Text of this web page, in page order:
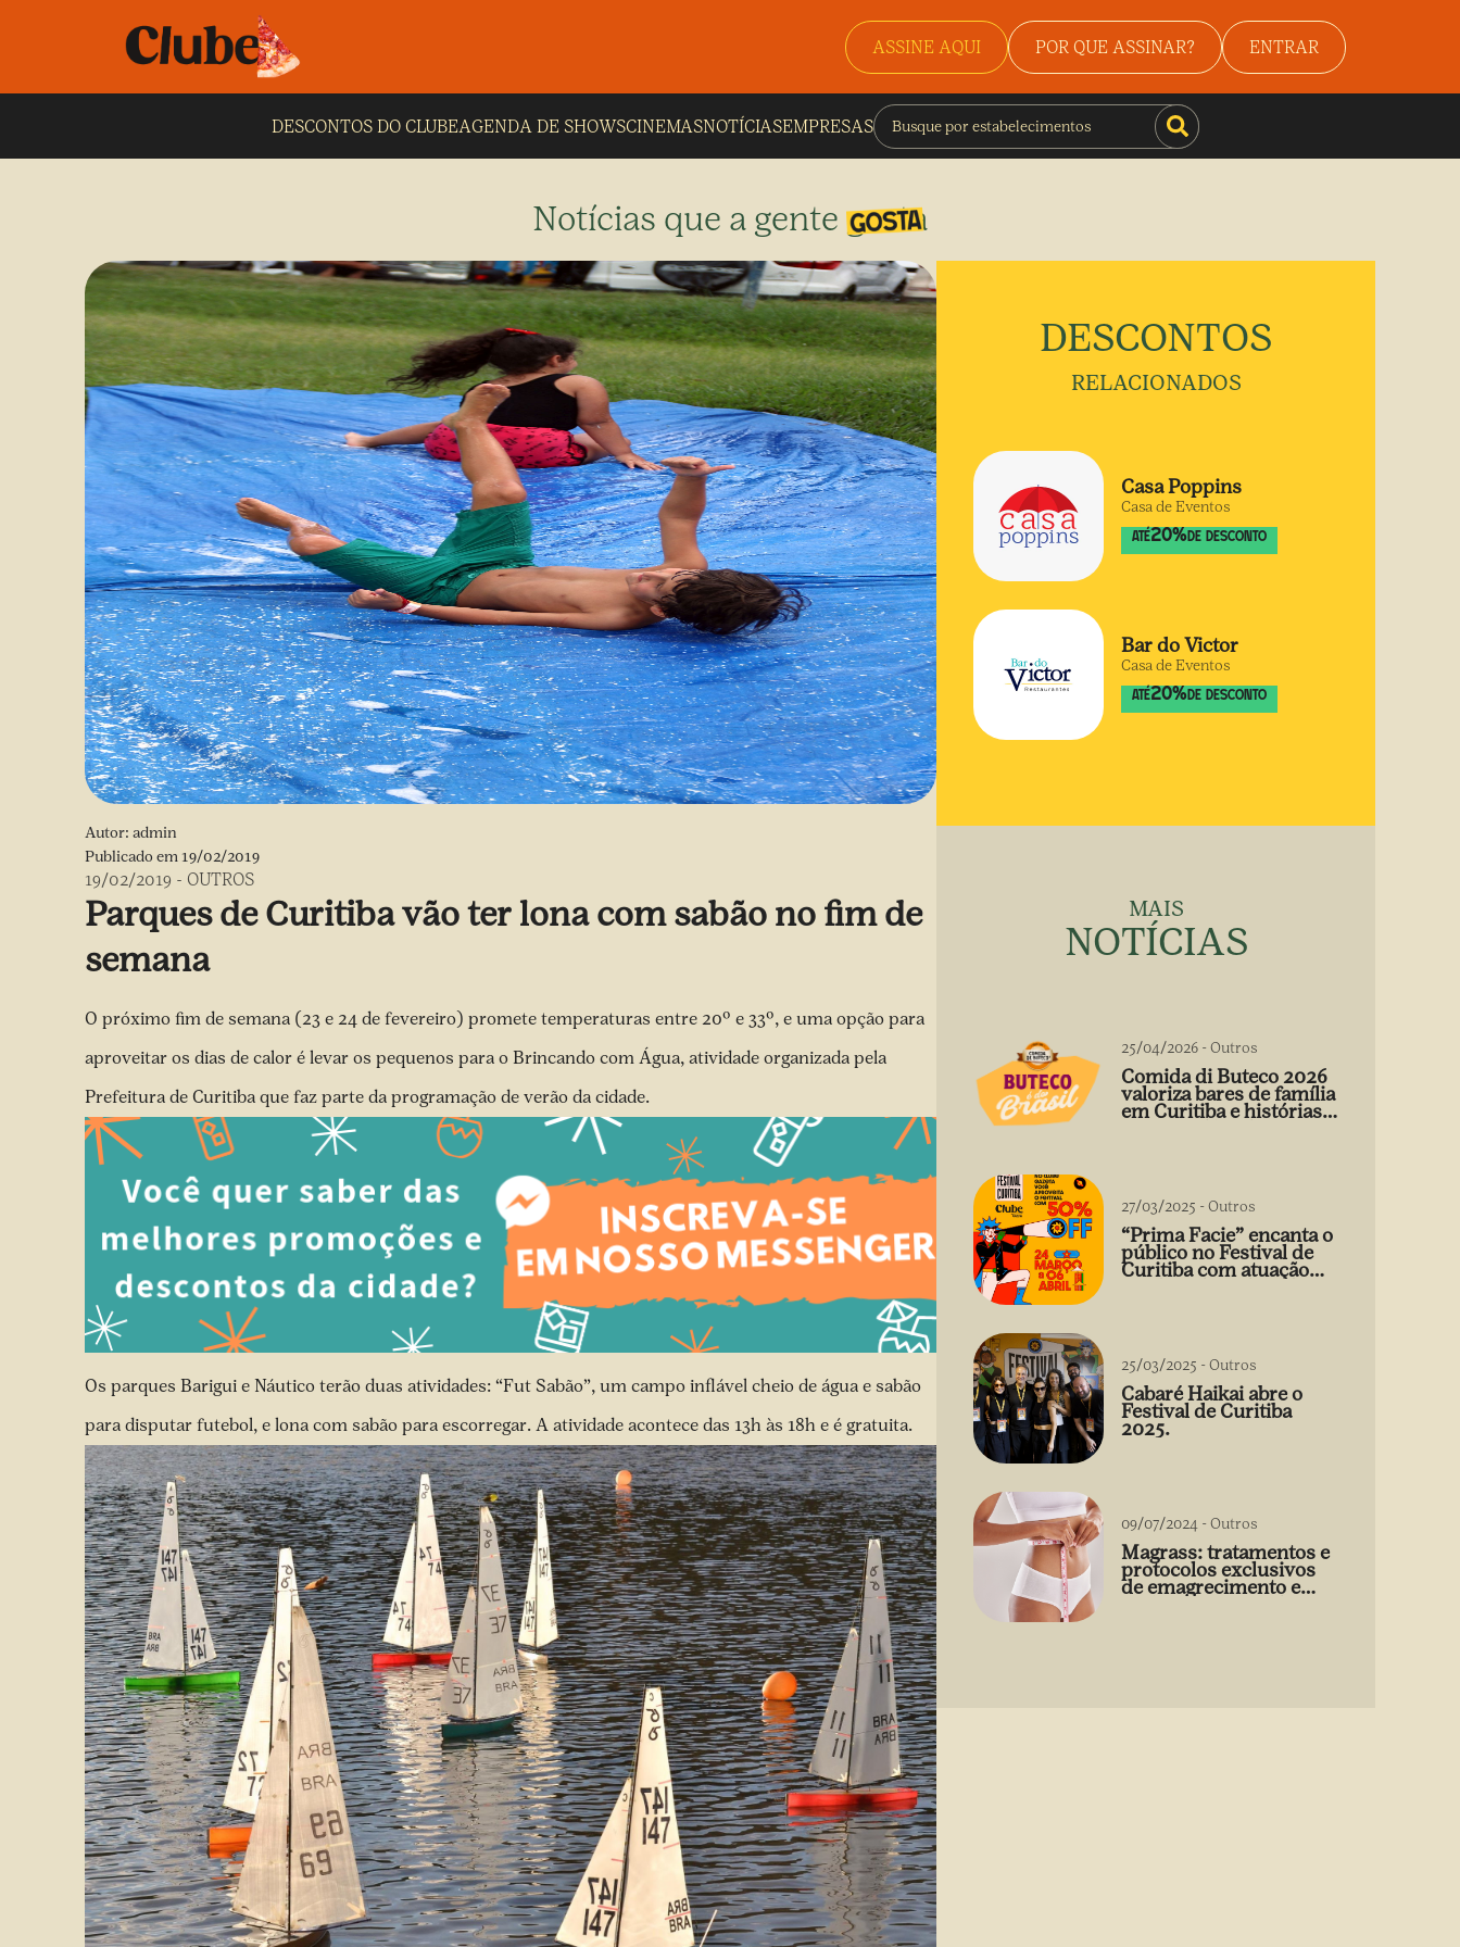
ASSINE AQUI POR QUE ASSINAR? ENTRAR
DESCONTOS DO CLUBEAGENDA DE SHOWSCINEMASNOTÍCIASEMPRESAS
Notícias que a gente gosta
Autor: admin
Publicado em19/02/2019
19/02/2019 - OUTROS
Parques de Curitiba vão ter lona com sabão no fim de
semana
O próximo fim de semana (23 e 24 de fevereiro) promete temperaturas entre 20º e 33º, e uma opção para
aproveitar os dias de calor é levar os pequenos para o Brincando com Água, atividade organizada pela
Prefeitura de Curitiba que faz parte da programação de verão da cidade.
Os parques Barigui e Náutico terão duas atividades: “Fut Sabão”, um campo inflável cheio de água e sabão
para disputar futebol, e lona com sabão para escorregar. A atividade acontece das 13h às 18h e é gratuita.
DESCONTOS
RELACIONADOS
Casa Poppins
Casa de Eventos
ATÉ20%DE DESCONTO
Bar do Victor
Casa de Eventos
ATÉ20%DE DESCONTO
MAIS
NOTÍCIAS
25/04/2026 -Outros
Comida di Buteco 2026
valoriza bares de família
em Curitiba e histórias
27/03/2025 -Outros
“Prima Facie” encanta o
público no Festival de
Curitiba com atuação
arrebatadora de Débora
25/03/2025 -Outros
Cabaré Haikai abre o
Festival de Curitiba
2025.
09/07/2024 -Outros
Magrass: tratamentos e
protocolos exclusivos
de emagrecimento e
estética sem uso de